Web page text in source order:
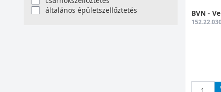
általános épületszellőztetés
BVN -